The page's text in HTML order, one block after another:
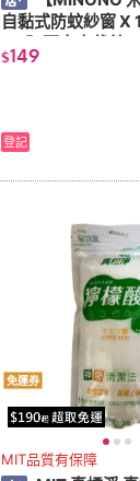
自黏式防蚊紗窗 X
M/入 可自由裁剪)
$149
登記
免運券
MIT品質有保障